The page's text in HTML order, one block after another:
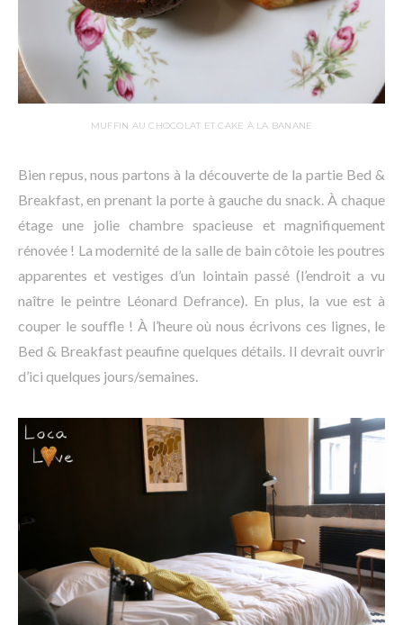
MUFFIN AU CHOCOLAT ET CAKE À LA BANANE
Bien repus, nous partons à la découverte de la partie Bed &
Breakfast, en prenant la porte à gauche du snack. À chaque
étage une jolie chambre spacieuse et magnifiquement
rénovée ! La modernité de la salle de bain côtoie les poutres
apparentes et vestiges d’un lointain passé (l’endroit a vu
naître le peintre Léonard Defrance). En plus, la vue est à
couper le souffle ! À l’heure où nous écrivons ces lignes, le
Bed & Breakfast peaufine quelques détails. Il devrait ouvrir
d’ici quelques jours/semaines.